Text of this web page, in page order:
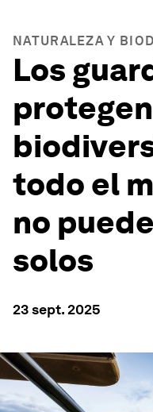
NATURALEZA Y
Los
todo el
no
solos
23 sept. 2025